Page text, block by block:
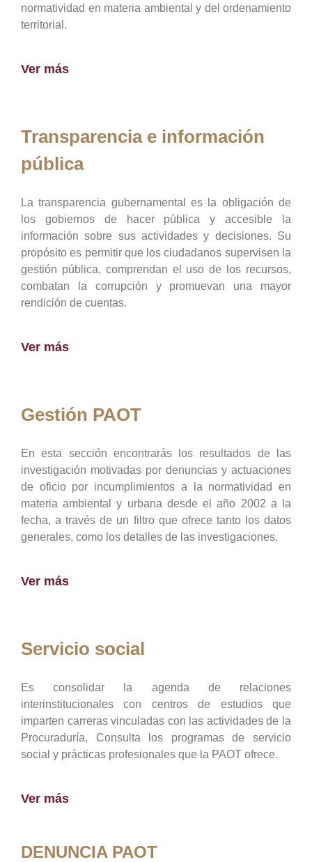
normatividad en materia ambiental y del ordenamiento
territorial.
Ver más
Transparencia e información
pública
La transparencia gubernamental es la obligación de
los gobiernos de hacer pública y accesible la
información sobre sus actividades y decisiones. Su
propósito es permitir que los ciudadanos supervisen la
gestión pública, comprendan el uso de los recursos,
combatan la corrupción y promuevan una mayor
rendición de cuentas.
Ver más
Gestión PAOT
En esta sección encontrarás los resultados de las
investigación motivadas por denuncias y actuaciones
de oficio por incumplimientos a la normatividad en
materia ambiental y urbana desde el año 2002 a la
fecha, a través de un filtro que ofrece tanto los datos
generales, como los detalles de las investigaciones.
Ver más
Servicio social
Es consolidar la agenda de relaciones
interinstitucionales con centros de estudios que
imparten carreras vinculadas con las actividades de la
Procuraduría, Consulta los programas de servicio
social y prácticas profesionales que la PAOT ofrece.
Ver más
DENUNCIA PAOT